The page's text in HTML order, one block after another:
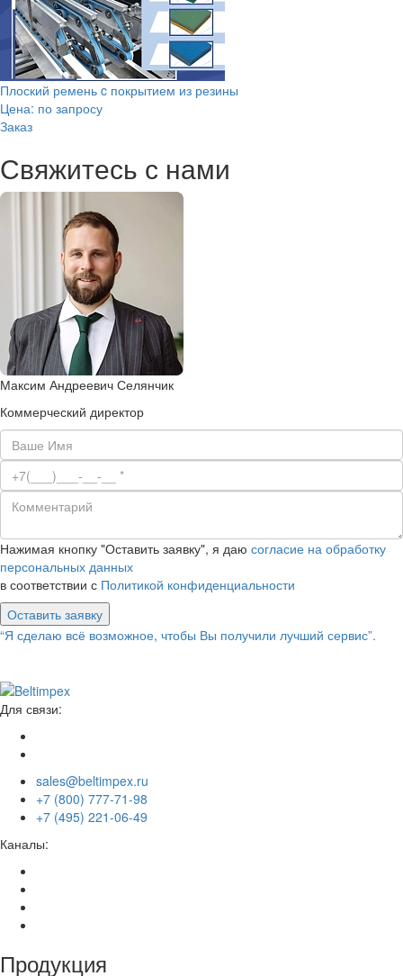
Плоский ремень c покрытием из резины
Цена: по запросу
Заказ
Свяжитесь с нами
Максим Андреевич Селянчик
Коммерческий директор
Нажимая кнопку "Оставить заявку", я даю согласие на обработку
персональных данных
в соответствии с Политикой конфиденциальности
Оставить заявку
“Я сделаю всё возможное, чтобы Вы получили лучший сервис”.
Для связи:
sales@beltimpex.ru
+7 (800) 777-71-98
+7 (495) 221-06-49
Каналы:
Продукция